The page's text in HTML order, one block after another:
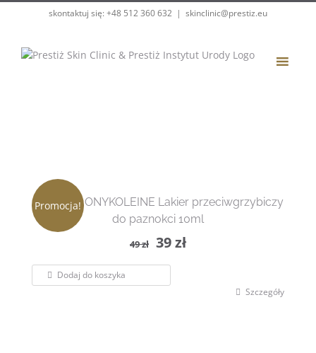
Przejdź
skontaktuj się: +48 512 360 632 | skinclinic@prestiz.eu
Promocja!
AKILEINE ONYKOLEINE Lakier przeciwgrzybiczy
do paznokci 10ml
49zł
Pierwotna
cena
wynosiła:
39złAktualna
Dodaj do koszyka
Szczegóły